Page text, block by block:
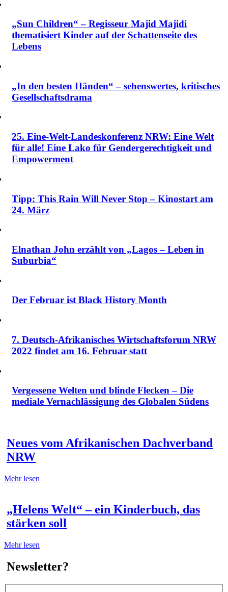
„Sun Children“ – Regisseur Majid Majidi
thematisiert Kinder auf der Schattenseite des
Lebens
„In den besten Händen“ – sehenswertes, kritisches
Gesellschaftsdrama
25. Eine-Welt-Landeskonferenz NRW: Eine Welt
für alle! Eine Lako für Gendergerechtigkeit und
Empowerment
Tipp: This Rain Will Never Stop – Kinostart am
24. März
Elnathan John erzählt von „Lagos – Leben in
Suburbia“
Der Februar ist Black History Month
7. Deutsch-Afrikanisches Wirtschaftsforum NRW
2022 findet am 16. Februar statt
Vergessene Welten und blinde Flecken – Die
mediale Vernachlässigung des Globalen Südens
Neues vom Afrikanischen Dachverband
NRW
Mehr lesen
„Helens Welt“ – ein Kinderbuch, das
stärken soll
Mehr lesen
Newsletter?